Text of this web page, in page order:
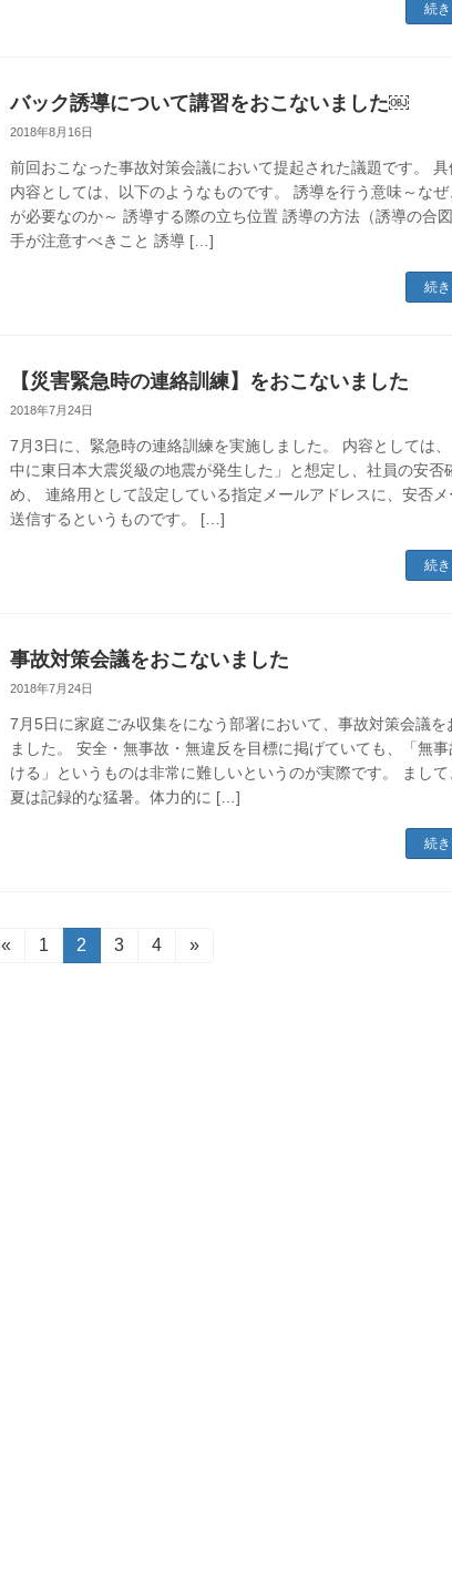
続
バック誘導について講習をおこないました￼
2018年8月16日
前回おこなった事故対策会議において提起された議題です。 具
内容としては、以下のようなものです。 誘導を行う意味～なぜ
が必要なのか～ 誘導する際の立ち位置 誘導の方法（誘導の合
手が注意すべきこと 誘導 […]
続
【災害緊急時の連絡訓練】をおこないました
2018年7月24日
7月3日に、緊急時の連絡訓練を実施しました。 内容としては
中に東日本大震災級の地震が発生した」と想定し、社員の安否
め、 連絡用として設定している指定メールアドレスに、安否メ
送信するというものです。 […]
続
事故対策会議をおこないました
2018年7月24日
7月5日に家庭ごみ収集をになう部署において、事故対策会議を
ました。 安全・無事故・無違反を目標に掲げていても、「無
ける」というものは非常に難しいというのが実際です。 まして
夏は記録的な猛暑。体力的に […]
続
«
固
1
固
定
2
固
3
固
4 »